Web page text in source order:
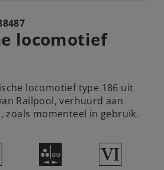
locomotief
locomotief type 186 uit
Railpool, verhuurd aan
zoals momenteel in gebruik.
N 8